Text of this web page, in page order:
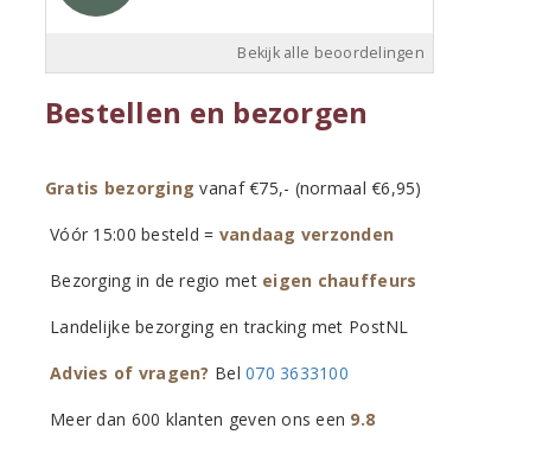
Bekijk alle beoordelingen
Bestellen en bezorgen
Gratis bezorging vanaf €75,- (normaal €6,95)
Vóór 15:00 besteld = vandaag verzonden
Bezorging in de regio met eigen chauffeurs
Landelijke bezorging en tracking met PostNL
Advies of vragen? Bel070 3633100
Meer dan 600 klanten geven ons een 9.8